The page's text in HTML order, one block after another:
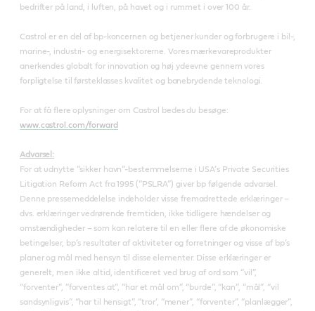
bedrifter på land, i luften, på havet og i rummet i over 100 år.
Castrol er en del af bp-koncernen og betjener kunder og forbrugere i bil-,
marine-, industri- og energisektorerne. Vores mærkevareprodukter
anerkendes globalt for innovation og høj ydeevne gennem vores
forpligtelse til førsteklasses kvalitet og banebrydende teknologi.
For at få flere oplysninger om Castrol bedes du besøge:
www.castrol.com/forward
Advarsel:
For at udnytte “sikker havn”-bestemmelserne i USA’s Private Securities
Litigation Reform Act fra 1995 (“PSLRA”) giver bp følgende advarsel.
Denne pressemeddelelse indeholder visse fremadrettede erklæringer –
dvs. erklæringer vedrørende fremtiden, ikke tidligere hændelser og
omstændigheder – som kan relatere til en eller flere af de økonomiske
betingelser, bp’s resultater af aktiviteter og forretninger og visse af bp’s
planer og mål med hensyn til disse elementer. Disse erklæringer er
generelt, men ikke altid, identificeret ved brug af ord som “vil”,
“forventer”, “forventes at”, “har et mål om”, “burde”, “kan”, “mål”, “vil
sandsynligvis”, “har til hensigt”, “tror’, “mener”, “forventer”, “planlægger”,